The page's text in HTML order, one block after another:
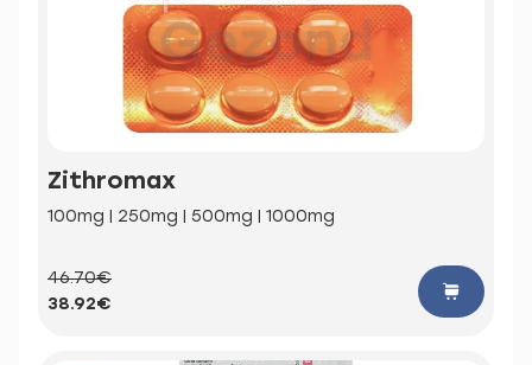
Zithromax
100mg | 250mg | 500mg | 1000mg
46.70€
38.92€